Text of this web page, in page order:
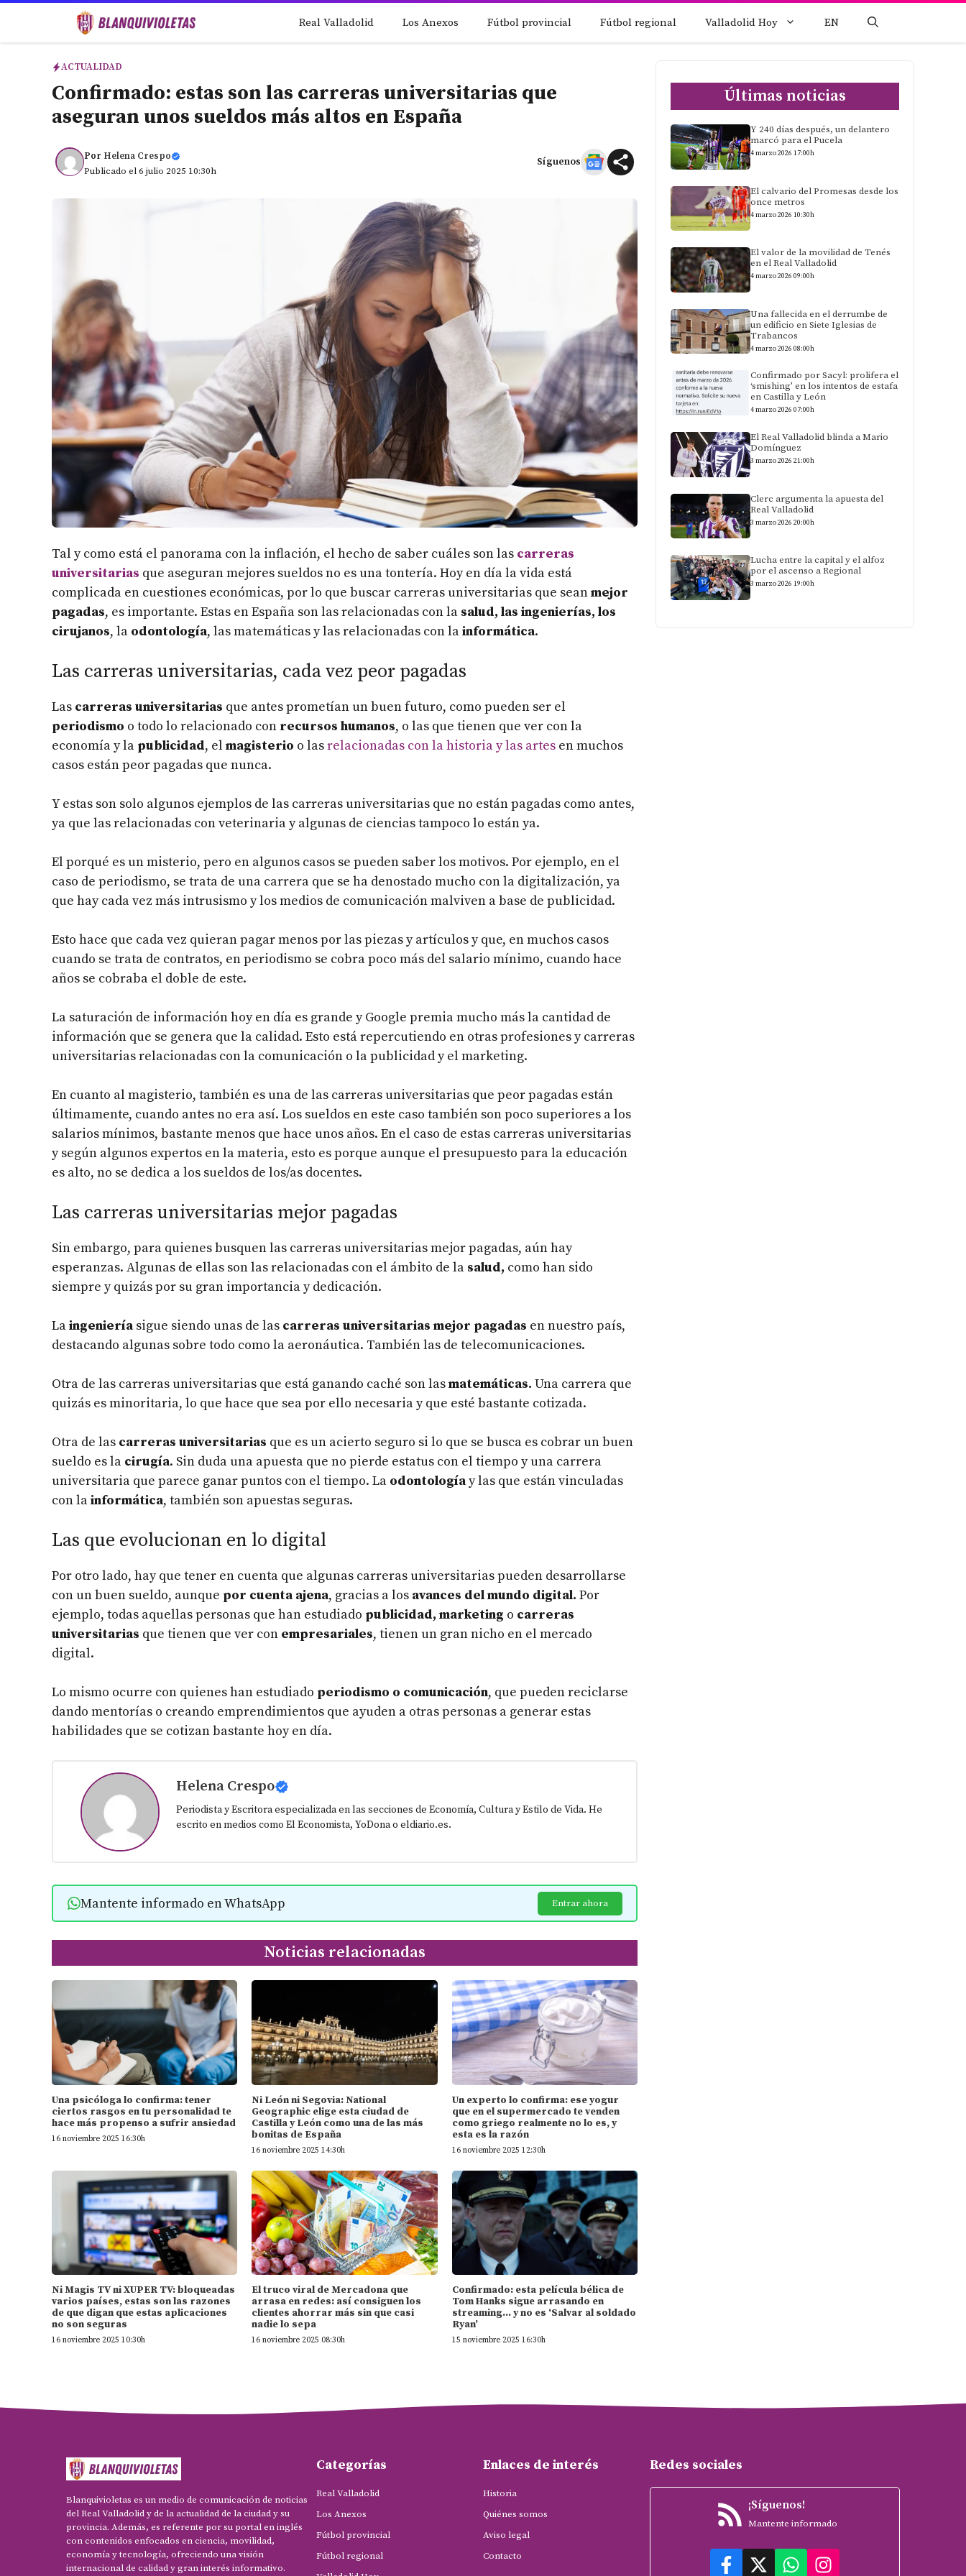
Real Valladolid Los Anexos Fútbol provincial Fútbol regional Valladolid Hoy EN
ACTUALIDAD
Confirmado: estas son las carreras universitarias que
aseguran unos sueldos más altos en España
Por Helena Crespo
Publicado el 6 julio 2025 10:30h
Síguenos
Tal y como está el panorama con la inflación, el hecho de saber cuáles son las carreras
universitarias que aseguran mejores sueldos no es una tontería. Hoy en día la vida está
complicada en cuestiones económicas, por lo que buscar carreras universitarias que seanmejor
pagadas, es importante. Estas en España son las relacionadas con la salud, las ingenierías, los
cirujanos, la odontología, las matemáticas y las relacionadas con lainformática.
Las carreras universitarias, cada vez peor pagadas
Las carreras universitarias que antes prometían un buen futuro, como pueden ser el
periodismo o todo lo relacionado con recursos humanos, o las que tienen que ver con la
economía y la publicidad, el magisterio o lasrelacionadas con la historia y las artes en muchos
casos están peor pagadas que nunca.
Y estas son solo algunos ejemplos de las carreras universitarias que no están pagadas como antes,
ya que las relacionadas con veterinaria y algunas de ciencias tampoco lo están ya.
El porqué es un misterio, pero en algunos casos se pueden saber los motivos. Por ejemplo, en el
caso de periodismo, se trata de una carrera que se ha denostado mucho con la digitalización, ya
que hay cada vez más intrusismo y los medios de comunicación malviven a base de publicidad.
Esto hace que cada vez quieran pagar menos por las piezas y artículos y que, en muchos casos
cuando se trata de contratos, en periodismo se cobra poco más del salario mínimo, cuando hace
años se cobraba el doble de este.
La saturación de información hoy en día es grande y Google premia mucho más la cantidad de
información que se genera que la calidad. Esto está repercutiendo en otras profesiones y carreras
universitarias relacionadas con la comunicación o la publicidad y el marketing.
En cuanto al magisterio, también es una de las carreras universitarias que peor pagadas están
últimamente, cuando antes no era así. Los sueldos en este caso también son poco superiores a los
salarios mínimos, bastante menos que hace unos años. En el caso de estas carreras universitarias
y según algunos expertos en la materia, esto es porque aunque el presupuesto para la educación
es alto, no se dedica a los sueldos de los/as docentes.
Las carreras universitarias mejor pagadas
Sin embargo, para quienes busquen las carreras universitarias mejor pagadas, aún hay
esperanzas. Algunas de ellas son las relacionadas con el ámbito de la salud, como han sido
siempre y quizás por su gran importancia y dedicación.
Laingeniería sigue siendo unas de las carreras universitarias mejor pagadas en nuestro país,
destacando algunas sobre todo como la aeronáutica. También las de telecomunicaciones.
Otra de las carreras universitarias que está ganando caché son lasmatemáticas. Una carrera que
quizás es minoritaria, lo que hace que sea por ello necesaria y que esté bastante cotizada.
Otra de las carreras universitarias que es un acierto seguro si lo que se busca es cobrar un buen
sueldo es la cirugía. Sin duda una apuesta que no pierde estatus con el tiempo y una carrera
universitaria que parece ganar puntos con el tiempo. La odontologíay las que están vinculadas
con lainformática, también son apuestas seguras.
Las que evolucionan en lo digital
Por otro lado, hay que tener en cuenta que algunas carreras universitarias pueden desarrollarse
con un buen sueldo, aunque por cuenta ajena, gracias a los avances del mundo digital. Por
ejemplo, todas aquellas personas que han estudiado publicidad, marketing o carreras
universitarias que tienen que ver con empresariales, tienen un gran nicho en el mercado
digital.
Lo mismo ocurre con quienes han estudiado periodismo o comunicación, que pueden reciclarse
dando mentorías o creando emprendimientos que ayuden a otras personas a generar estas
habilidades que se cotizan bastante hoy en día.
Helena Crespo
Periodista y Escritora especializada en las secciones de Economía, Cultura y Estilo de Vida. He
escrito en medios como El Economista, YoDona o eldiario.es.
Mantente informado en WhatsApp Entrar ahora
Noticias relacionadas
Una psicóloga lo confirma: tener
ciertos rasgos en tu personalidad te
hace más propenso a sufrir ansiedad
16 noviembre 2025 16:30h
Ni León ni Segovia: National
Geographic elige esta ciudad de
Castilla y León como una de las más
bonitas de España
16 noviembre 2025 14:30h
Un experto lo confirma: ese yogur
que en el supermercado te venden
como griego realmente no lo es, y
esta es la razón
16 noviembre 2025 12:30h
Ni Magis TV ni XUPER TV: bloqueadas
varios países, estas son las razones
de que digan que estas aplicaciones
no son seguras
16 noviembre 2025 10:30h
El truco viral de Mercadona que
arrasa en redes: así consiguen los
clientes ahorrar más sin que casi
nadie lo sepa
16 noviembre 2025 08:30h
Confirmado: esta película bélica de
Tom Hanks sigue arrasando en
streaming… y no es ‘Salvar al soldado
Ryan’
15 noviembre 2025 16:30h
Últimas noticias
Y 240 días después, un delantero
marcó para el Pucela
4 marzo 2026 17:00h
El calvario del Promesas desde los
once metros
4 marzo 2026 10:30h
El valor de la movilidad de Tenés
en el Real Valladolid
4 marzo 2026 09:00h
Una fallecida en el derrumbe de
un edificio en Siete Iglesias de
Trabancos
4 marzo 2026 08:00h
Confirmado por Sacyl: prolifera el
‘smishing’ en los intentos de estafa
en Castilla y León
4 marzo 2026 07:00h
El Real Valladolid blinda a Mario
Domínguez
3 marzo 2026 21:00h
Clerc argumenta la apuesta del
Real Valladolid
3 marzo 2026 20:00h
Lucha entre la capital y el alfoz
por el ascenso a Regional
3 marzo 2026 19:00h
Blanquivioletas es un medio de comunicación de noticias
del Real Valladolid y de la actualidad de la ciudad y su
provincia. Además, es referente por su portal en inglés
con contenidos enfocados en ciencia, movilidad,
economía y tecnología, ofreciendo una visión
internacional de calidad y gran interés informativo.
Categorías
Real Valladolid
Los Anexos
Fútbol provincial
Fútbol regional
Enlaces de interés
Historia
Quiénes somos
Aviso legal
Contacto
Redes sociales
¡Síguenos!
Mantente informado